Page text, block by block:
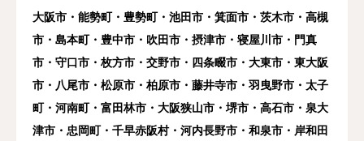
大阪市・能勢町・豊勢町・池田市・箕面市・茨木市・高槻
市・島本町・豊中市・吹田市・摂津市・寝屋川市・門真
市・守口市・枚方市・交野市・四条畷市・大東市・東大阪
市・八尾市・松原市・柏原市・藤井寺市・羽曳野市・太子
町・河南町・富田林市・大阪狭山市・堺市・高石市・泉大
津市・忠岡町・千早赤阪村・河内長野市・和泉市・岸和田